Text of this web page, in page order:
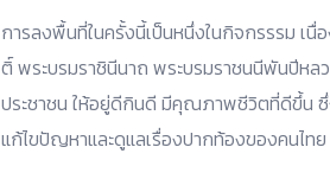
การลงพื้นที่ในครั้งนี้เป็นหนึ่งในกิจกรรรม เนื่
ติ์ พระบรมราชินีนาถ พระบรมราชนนีพันปีหล
ประชาชน ให้อยู่ดีกินดี มีคุณภาพชีวิตที่ดีขึ้น
แก้ไขปัญหาและดูแลเรื่องปากท้องของคนไทย